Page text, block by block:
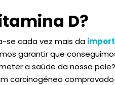
D?
se cada vez mais da
garantir que
a saúde da nossa
carcinogéneo